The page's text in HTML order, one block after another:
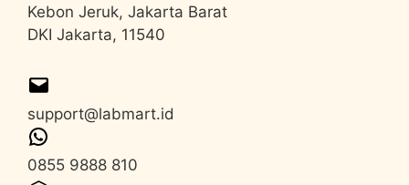
Kebon Jeruk, Jakarta Barat
DKI Jakarta, 11540
support@labmart.id
0855 9888 810